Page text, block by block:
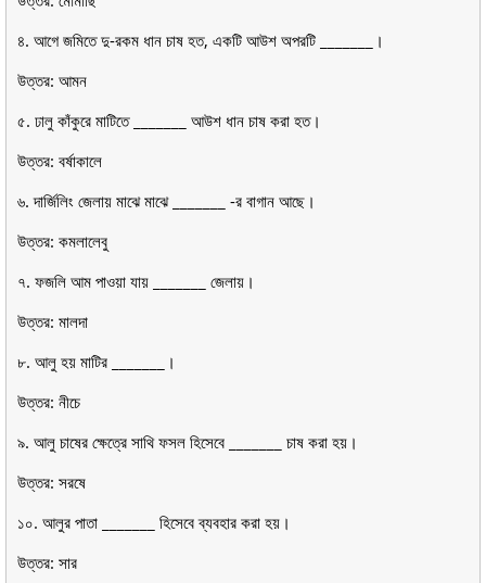
৪. আগে জমিতে দু-রকম ধান চাষ হত, একটি আউশ অপরটি _______।
উত্তর: আমন
৫. ঢালু কাঁকুরে মাটিতে _______ আউশ ধান চাষ করা হত।
উত্তর: বর্ষাকালে
৬. দার্জিলিং জেলায় মাঝে মাঝে _______ -র বাগান আছে।
উত্তর: কমলালেবু
৭. ফজলি আম পাওয়া যায় _______ জেলায়।
উত্তর: মালদা
৮. আলু হয় মাটির _______।
উত্তর: নীচে
৯. আলু চাষের ক্ষেত্রে সাথি ফসল হিসেবে _______ চাষ করা হয়।
উত্তর: সরষে
১০. আলুর পাতা _______ হিসেবে ব্যবহার করা হয়।
উত্তর: সার